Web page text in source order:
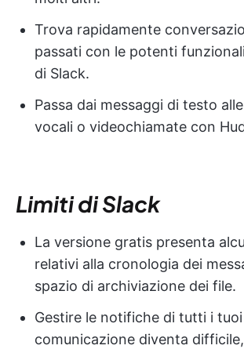
Trova rapidamente
passati con le potenti
di Slack.
Passa dai messaggi di testo
vocali o videochiamate con
Limiti di Slack
La versione gratis presenta
relativi alla cronologia dei
spazio di archiviazione dei file.
Gestire le notifiche di tutti i
comunicazione diventa